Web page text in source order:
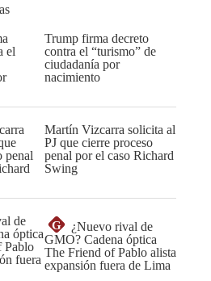
Trump firma decreto
contra el “turismo” de
ciudadanía por
nacimiento
Martín Vizcarra solicita al
PJ que cierre proceso
penal por el caso Richard
Swing
G
¿Nuevo rival de
GMO? Cadena óptica
The Friend of Pablo alista
expansión fuera de Lima